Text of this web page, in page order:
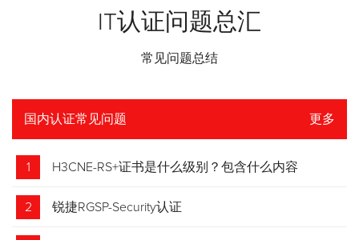
IT认证问题总汇
常见问题总结
国内认证常见问题 更多
1 H3CNE-RS+证书是什么级别？包含什么内容
2 锐捷RGSP-Security认证